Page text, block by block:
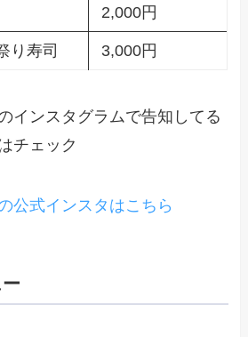
2,000円
り寿司 3,000円
インスタグラムで告知してる
チェック
公式インスタはこちら